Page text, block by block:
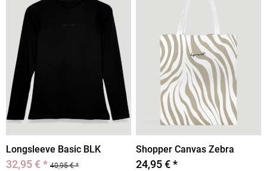
Longsleeve Basic BLK
32,95 € * 40,95 € *
Shopper Canvas Zebra
24,95 € *